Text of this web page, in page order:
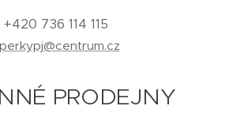
+420 736 114 115
PRODEJNY